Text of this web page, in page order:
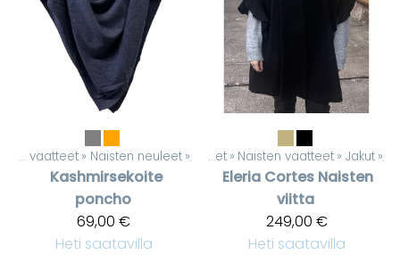
Naisten vaatteet ‪» Naisten neuleet ‪»
Kashmirsekoite
poncho
69,00 €
Heti saatavilla
Tuotteet ‪» Naisten vaatteet ‪» Jakut ‪»
Eleria Cortes Naisten
viitta
249,00 €
Heti saatavilla